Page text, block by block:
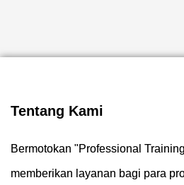
Tentang Kami
Bermotokan "Professional
memberikan layanan bagi para